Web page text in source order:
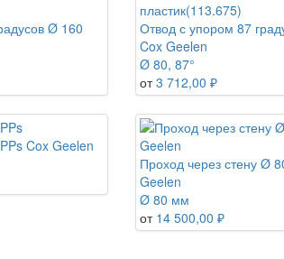
Ø 160
Отвод с упором 87
Cox Geelen
Ø 80, 87°
от 3 712,00 ₽
Cox Geelen
Проход через стену Ø
Geelen
Ø 80 мм
от 14 500,00 ₽